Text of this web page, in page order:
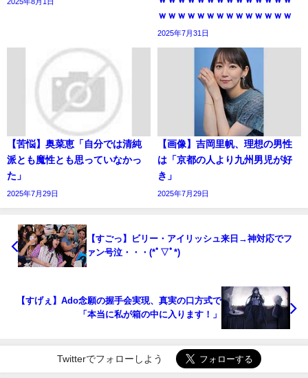
ｗｗｗｗｗｗｗｗｗｗｗｗｗｗ
2025年7月31日
【苦悩】奥菜恵「自分では清純
派とも魔性とも思っていなかっ
た」
2025年7月29日
【画像】吉岡里帆、理想の男性
は「京都の人より九州男児が好
き」
2025年7月29日
【すごっ】ビリー・アイリッシュ来日→神対応でフ
ァン号泣・・・(*ﾟ▽ﾟ*)
【すげぇ】Ado念願の握手会実現、真実の口方式で
「本当に私が箱の中に入ります！」
Twitterでフォローしよう